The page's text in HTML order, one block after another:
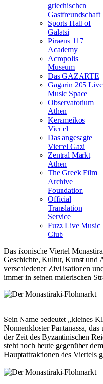
griechischen
Gastfreundschaft
Sports Hall of
Galatsi
Piraeus 117
Academy
Acropolis
Museum
Das GAZARTE
Gagarin 205 Live
Music Space
Observatorium
Athen
Kerameikos
Viertel
Das angesagte
Viertel Gazi
Zentral Markt
Athen
The Greek Film
Archive
Foundation
Official
Translation
Service
Fuzz Live Music
Club
Das ikonische Viertel
Geschichte, Kultur, Kunst und
verschiedener Zivilisationen
immer in seinen malerischen
Sein Name bedeutet „kleines
Nonnenkloster Pantanassa,
der Zeit des Byzantinischen
steht noch heute gegenüber
Hauptattraktionen des Viertels